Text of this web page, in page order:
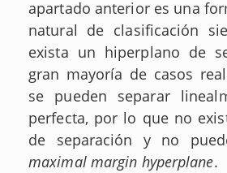
apartado anterior es una
natural de clasificación
exista un hiperplano de
gran mayoría de casos
se pueden separar
perfecta, por lo que no
de separación y no
maximal margin hyperplane.